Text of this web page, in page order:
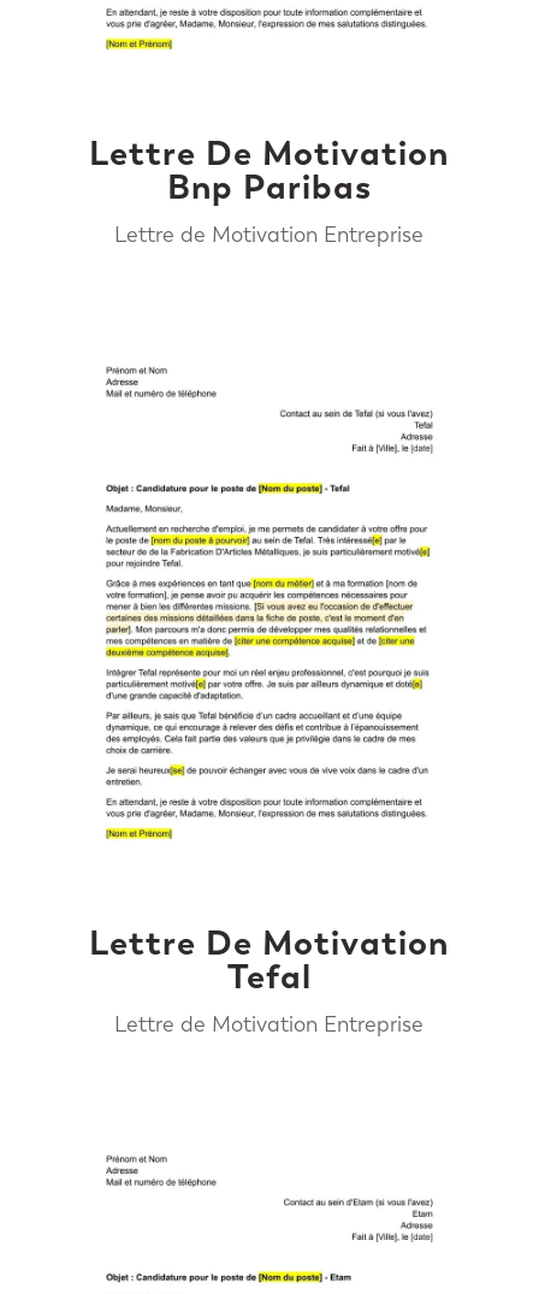
Lettre De Motivation
Bnp Paribas
Lettre de Motivation Entreprise
Lettre De Motivation
Tefal
Lettre de Motivation Entreprise